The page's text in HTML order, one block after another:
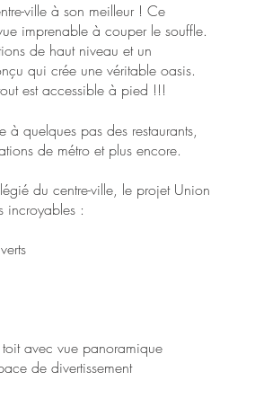
ville à son meilleur ! Ce
imprenable à couper le souffle.
de haut niveau et un
qui crée une véritable oasis.
est accessible à pied !!!
quelques pas des restaurants,
de métro et plus encore.
du centre-ville, le projet Union
incroyables :
avec vue panoramique
de divertissement